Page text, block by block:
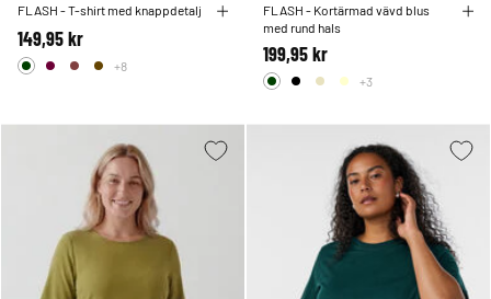
FLASH - T-shirt med knappdetalj
149,95 kr
+8
FLASH - Kortärmad vävd blus
med rund hals
199,95 kr
+3